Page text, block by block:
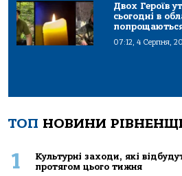
Двох Героїв
сьогодні в
07:12, 4 Серпня,
ТОП НОВИНИ
1
Культурні заходи, які
протягом цього тижня